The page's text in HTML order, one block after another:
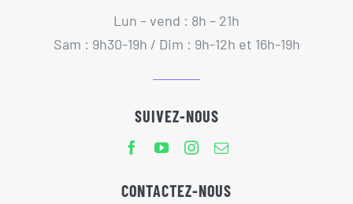
Lun – vend : 8h – 21h
Sam : 9h30-19h / Dim : 9h-12h et 16h-19h
SUIVEZ-NOUS
CONTACTEZ-NOUS